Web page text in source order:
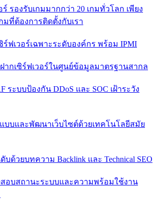
ร์ รองรับเกมมากกว่า 20 เกมทั่วโลก เพียง
มที่ต้องการติดตั้งกับเรา
ร์ฟเวอร์เฉพาะระดับองค์กร พร้อม IPMI
ฝากเซิร์ฟเวอร์ในศูนย์ข้อมูลมาตรฐานสากล
ระบบป้องกัน DDoS และ SOC เฝ้าระวัง
บบและพัฒนาเว็บไซต์ด้วยเทคโนโลยีสมัย
บด้วยบทความ Backlink และ Technical SEO
สอบสถานะระบบและความพร้อมใช้งาน